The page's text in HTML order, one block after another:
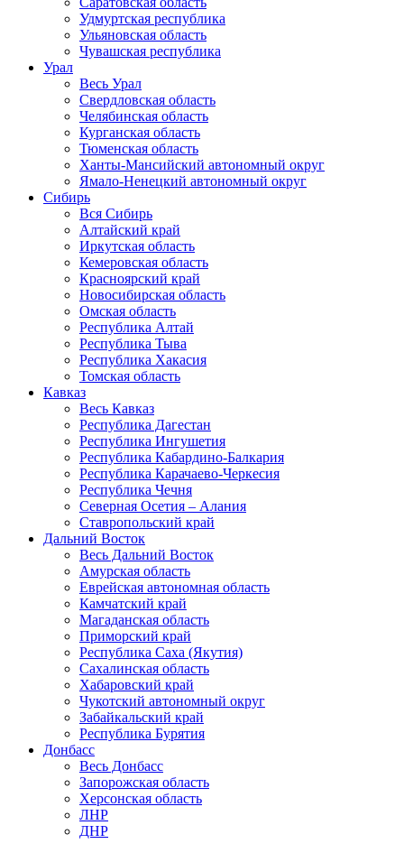
Удмуртская республика
Ульяновская область
Чувашская республика
Урал
Весь Урал
Свердловская область
Челябинская область
Курганская область
Тюменская область
Ханты-Мансийский автономный округ
Ямало-Ненецкий автономный округ
Сибирь
Вся Сибирь
Алтайский край
Иркутская область
Кемеровская область
Красноярский край
Новосибирская область
Омская область
Республика Алтай
Республика Тыва
Республика Хакасия
Томская область
Кавказ
Весь Кавказ
Республика Дагестан
Республика Ингушетия
Республика Кабардино-Балкария
Республика Карачаево-Черкесия
Республика Чечня
Северная Осетия – Алания
Ставропольский край
Дальний Восток
Весь Дальний Восток
Амурская область
Еврейская автономная область
Камчатский край
Магаданская область
Приморский край
Республика Саха (Якутия)
Сахалинская область
Хабаровский край
Чукотский автономный округ
Забайкальский край
Республика Бурятия
Донбасс
Весь Донбасс
Запорожская область
Херсонская область
ЛНР
ДНР